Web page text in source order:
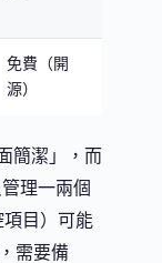
免費（開
源）
簡潔」，而
理一兩個
項目）可能
需要備